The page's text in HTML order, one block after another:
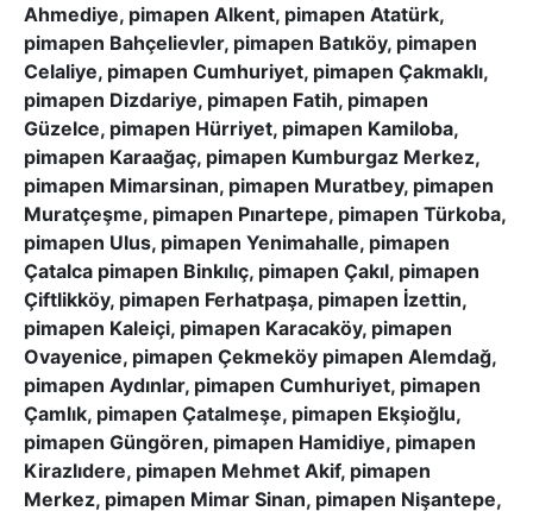
Ahmediye, pimapen Alkent, pimapen Atatürk,
pimapen Bahçelievler, pimapen Batıköy, pimapen
Celaliye, pimapen Cumhuriyet, pimapen Çakmaklı,
pimapen Dizdariye, pimapen Fatih, pimapen
Güzelce, pimapen Hürriyet, pimapen Kamiloba,
pimapen Karaağaç, pimapen Kumburgaz Merkez,
pimapen Mimarsinan, pimapen Muratbey, pimapen
Muratçeşme, pimapen Pınartepe, pimapen Türkoba,
pimapen Ulus, pimapen Yenimahalle, pimapen
Çatalca pimapen Binkılıç, pimapen Çakıl, pimapen
Çiftlikköy, pimapen Ferhatpaşa, pimapen İzettin,
pimapen Kaleiçi, pimapen Karacaköy, pimapen
Ovayenice, pimapen Çekmeköy pimapen Alemdağ,
pimapen Aydınlar, pimapen Cumhuriyet, pimapen
Çamlık, pimapen Çatalmeşe, pimapen Ekşioğlu,
pimapen Güngören, pimapen Hamidiye, pimapen
Kirazlıdere, pimapen Mehmet Akif, pimapen
Merkez, pimapen Mimar Sinan, pimapen Nişantepe,